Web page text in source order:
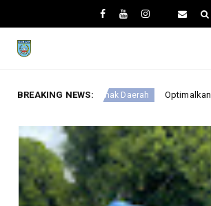
BREAKING NEWS:
Daerah Optimalkan Perlindungan Anak,